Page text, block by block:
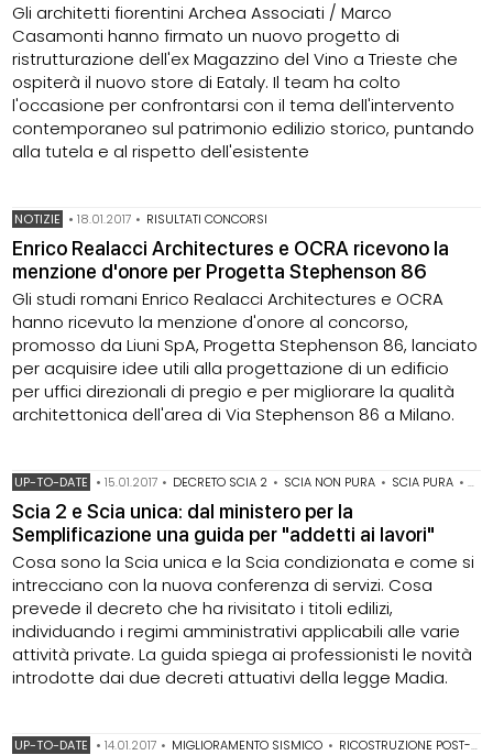
Gli architetti fiorentini Archea Associati / Marco
Casamonti hanno firmato un nuovo progetto di
ristrutturazione dell'ex Magazzino del Vino a Trieste che
ospiterà il nuovo store di Eataly. Il team ha colto
l'occasione per confrontarsi con il tema dell'intervento
contemporaneo sul patrimonio edilizio storico, puntando
alla tutela e al rispetto dell'esistente
NOTIZIE •18.01.2017 • RISULTATI CONCORSI
Enrico Realacci Architectures e OCRA ricevono la
menzione d'onore per Progetta Stephenson 86
Gli studi romani Enrico Realacci Architectures e OCRA
hanno ricevuto la menzione d'onore al concorso,
promosso da Liuni SpA, Progetta Stephenson 86, lanciato
per acquisire idee utili alla progettazione di un edificio
per uffici direzionali di pregio e per migliorare la qualità
architettonica dell'area di Via Stephenson 86 a Milano.
UP-TO-DATE •15.01.2017 • DECRETO SCIA 2 • SCIA NON PURA • SCIA PURA •
Scia 2 e Scia unica: dal ministero per la
Semplificazione una guida per "addetti ai lavori"
Cosa sono la Scia unica e la Scia condizionata e come si
intrecciano con la nuova conferenza di servizi. Cosa
prevede il decreto che ha rivisitato i titoli edilizi,
individuando i regimi amministrativi applicabili alle varie
attività private. La guida spiega ai professionisti le novità
introdotte dai due decreti attuativi della legge Madia.
UP-TO-DATE •14.01.2017 • MIGLIORAMENTO SISMICO • RICOSTRUZIONE POST-SISMA